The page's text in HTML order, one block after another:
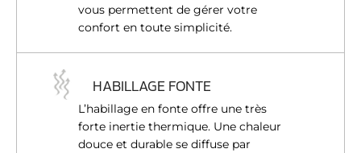
vous permettent de gérer votre
confort en toute simplicité.
HABILLAGE FONTE
L’habillage en fonte offre une très
forte inertie thermique. Une chaleur
douce et durable se diffuse par